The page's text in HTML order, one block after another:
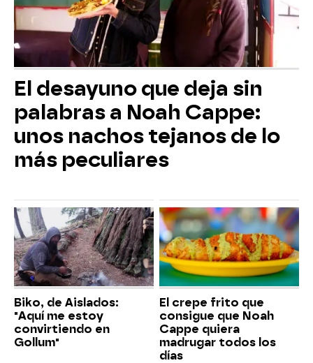
El desayuno que deja sin
palabras a Noah Cappe:
unos nachos tejanos de lo
más peculiares
Biko, de Aislados:
"Aquí me estoy
convirtiendo en
Gollum"
El crepe frito que
consigue que Noah
Cappe quiera
madrugar todos los
días